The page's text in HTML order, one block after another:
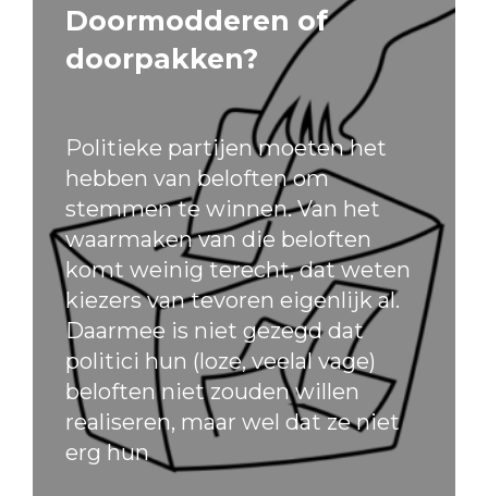
Doormodderen of
doorpakken?
Politieke partijen moeten het
hebben van beloften om
stemmen te winnen. Van het
waarmaken van die beloften
komt weinig terecht, dat weten
kiezers van tevoren eigenlijk al.
Daarmee is niet gezegd dat
politici hun (loze, veelal vage)
beloften niet zouden willen
realiseren, maar wel dat ze niet
erg hun